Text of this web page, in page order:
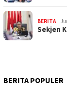
BERITA
Sekjen
BERITA POPULER